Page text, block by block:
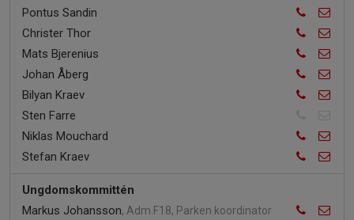
Pontus Sandin
Christer Thor
Mats Bjerenius
Johan Åberg
Bilyan Kraev
Sten Farre
Niklas Mouchard
Stefan Kraev
Ungdomskommittén
Markus Johansson, Adm.F18, Parken koordinator